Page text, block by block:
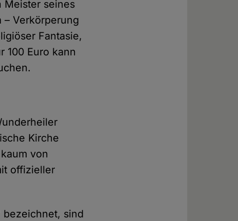
Meister seines
Verkörperung
Fantasie,
100 Euro kann
Kirche
von
offizieller
bezeichnet, sind